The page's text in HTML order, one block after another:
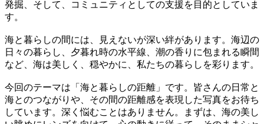
発掘、そして、コミュニティとしての支援を目的としていま
す。
海と暮らしの間には、見えないが深い絆があります。海辺の
日々の暮らし、夕暮れ時の水平線、潮の香りに包まれる瞬間
など、海は美しく、穏やかに、私たちの暮らしを彩ります。
今回のテーマは「海と暮らしの距離」です。皆さんの日常と
海とのつながりや、その間の距離感を表現した写真をお待ち
しています。深く悩むことはありません。まずは、海の美し